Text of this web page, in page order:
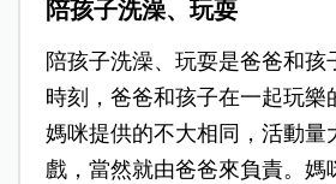
陪孩子洗澡、玩耍
陪孩子洗澡、玩耍是爸爸和孩
時刻，爸爸和孩子在一起玩樂
媽咪提供的不大相同，活動量
戲，當然就由爸爸來負責。媽